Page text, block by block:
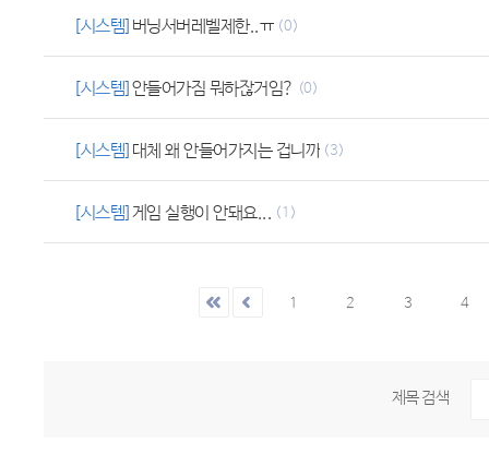
[시스템] 버닝서버레벨제한..ㅠ (0)
[시스템] 안들어가짐 뭐하잖거임? (0)
[시스템] 대체 왜 안들어가지는 겁니까 (3)
[시스템] 게임 실행이 안돼요... (1)
1 2 3 4
제목 검색